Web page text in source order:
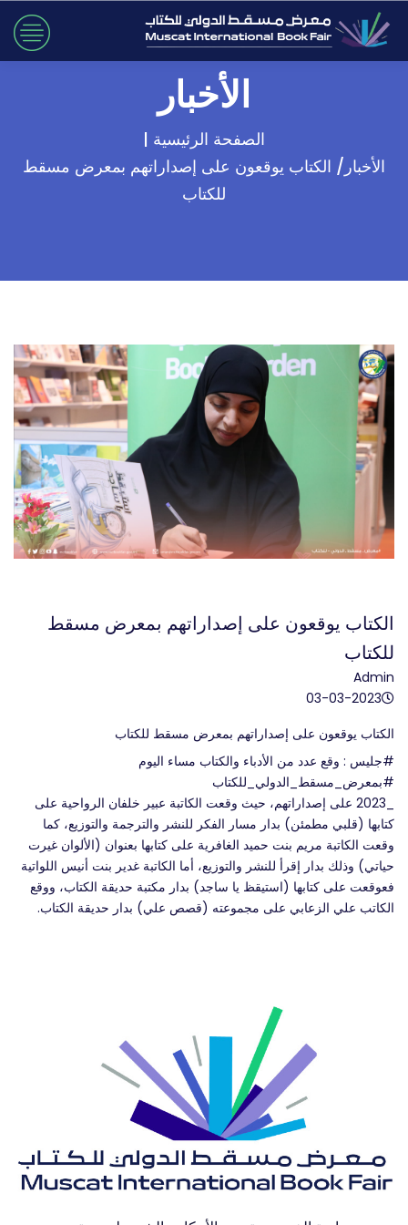
الأخبار
الصفحة الرئيسية |
الأخبار/ الكتاب يوقعون على إصداراتهم بمعرض مسقط
للكتاب
الكتاب يوقعون على إصداراتهم بمعرض مسقط
للكتاب
Admin
03-03-2023
الكتاب يوقعون على إصداراتهم بمعرض مسقط للكتاب
#جليس : وقع عدد من الأدباء والكتاب مساء اليوم
#بمعرض_مسقط_الدولي_للكتاب
الكاتب علي الزعابي على مجموعته (قصص علي) بدار حديقة الكتاب.